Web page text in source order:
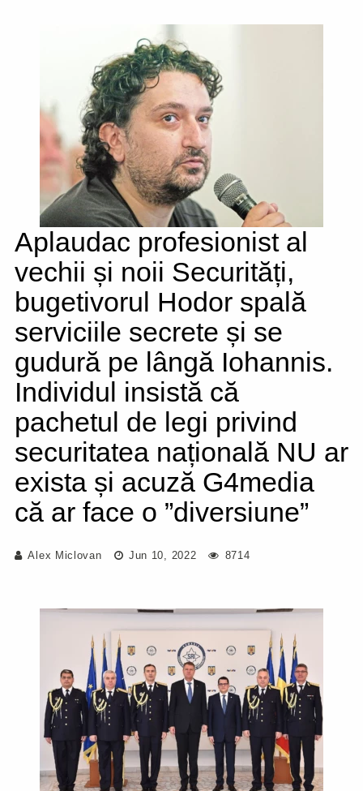
Aplaudac profesionist al
vechii și noii Securități,
bugetivorul Hodor spală
serviciile secrete și se
gudură pe lângă Iohannis.
Individul insistă că
pachetul de legi privind
securitatea națională NU ar
exista și acuză G4media
că ar face o ”diversiune”
Alex Miclovan Jun 10, 2022 8714